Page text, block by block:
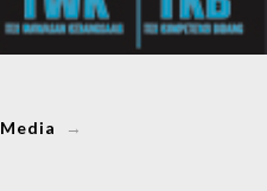
Media →